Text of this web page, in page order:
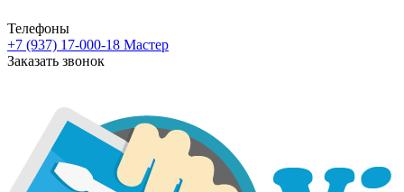
Телефоны
+7 (937) 17-000-18 Мастер
Заказать звонок